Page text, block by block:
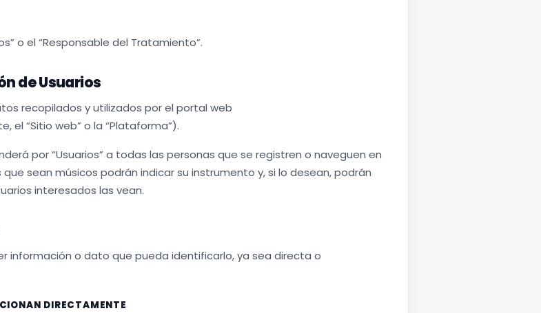
o el “Responsable del Tratamiento”.
de Usuarios
recopilados y utilizados por el portal web
el “Sitio web” o la “Plataforma”).
por “Usuarios” a todas las personas que se registren o naveguen en
sean músicos podrán indicar su instrumento y, si lo desean, podrán
interesados las vean.
información o dato que pueda identificarlo, ya sea directa o
DIRECTAMENTE